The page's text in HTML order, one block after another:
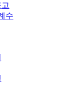
수